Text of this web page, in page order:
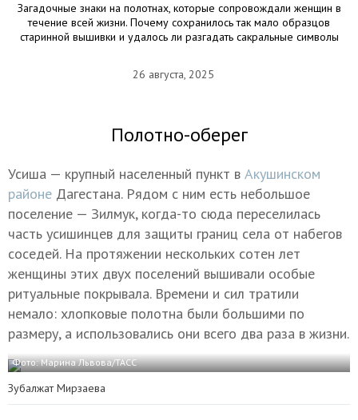
Загадочные знаки на полотнах, которые сопровождали женщин в
течение всей жизни. Почему сохранилось так мало образцов
старинной вышивки и удалось ли разгадать сакральные символы
26 августа, 2025
Полотно-оберег
Усиша — крупный населенный пункт в Акушинском
районе Дагестана. Рядом с ним есть небольшое
поселение — Зилмук, когда-то сюда переселилась
часть усишинцев для защиты границ села от набегов
соседей. На протяжении нескольких сотен лет
женщины этих двух поселений вышивали особые
ритуальные покрывала. Времени и сил тратили
немало: хлопковые полотна были большими по
размеру, а использовались они всего два раза в жизни.
Фото: Марина Львова/ТАСС
Зубалжат Мирзаева